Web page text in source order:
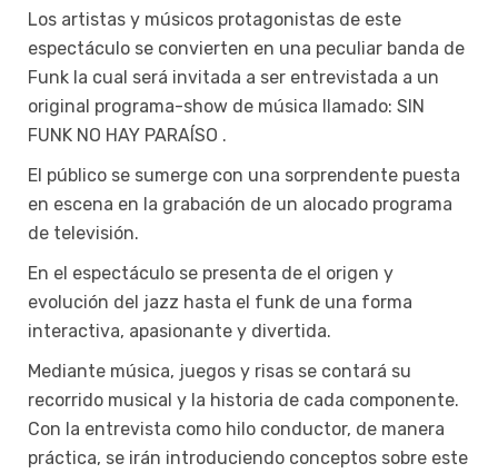
Los artistas y músicos protagonistas de este
espectáculo se convierten en una peculiar banda de
Funk la cual será invitada a ser entrevistada a un
original programa-show de música llamado: SIN
FUNK NO HAY PARAÍSO .
El público se sumerge con una sorprendente puesta
en escena en la grabación de un alocado programa
de televisión.
En el espectáculo se presenta de el origen y
evolución del jazz hasta el funk de una forma
interactiva, apasionante y divertida.
Mediante música, juegos y risas se contará su
recorrido musical y la historia de cada componente.
Con la entrevista como hilo conductor, de manera
práctica, se irán introduciendo conceptos sobre este